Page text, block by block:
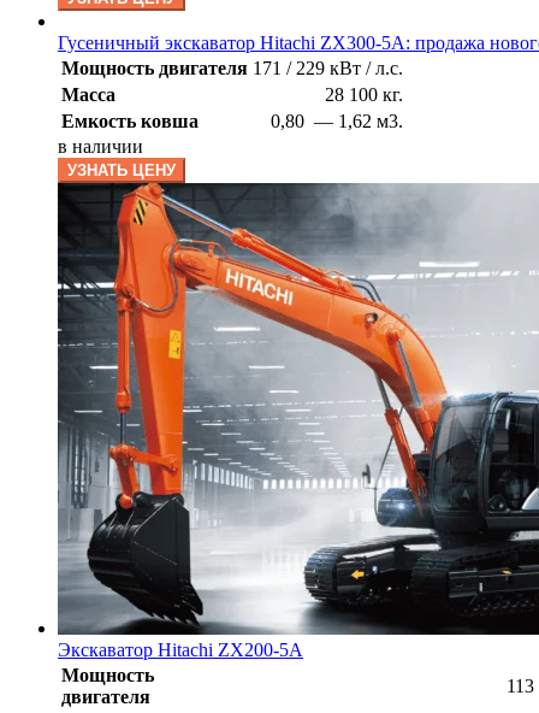
Гусеничный экскаватор Hitachi ZX300-5A: продажа
Мощность двигателя 171 / 229 кВт / л.с.
Масса
28 100 кг.
Емкость ковша
0,80 — 1,62 м3.
в наличии
УЗНАТЬ ЦЕНУ
Экскаватор Hitachi ZX200-5A
Мощность
двигателя